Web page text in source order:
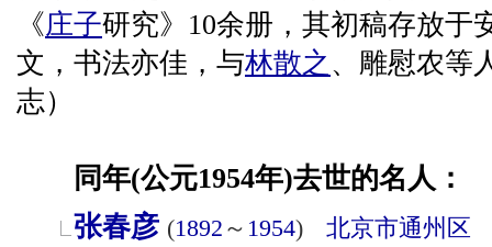
《庄子研究》10余册，其初稿存放于
文，书法亦佳，与林散之 、雕慰农等
志）
同年(公元1954年)去世的名人：
张春彦 (1892 ～ 1954) 北京市通州区